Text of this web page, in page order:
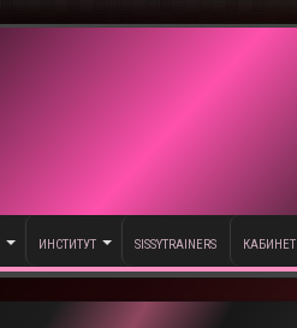
ИНСТИТУТ SISSYTRAINERS КАБИНЕТ